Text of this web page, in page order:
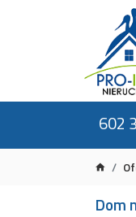
602
Dom